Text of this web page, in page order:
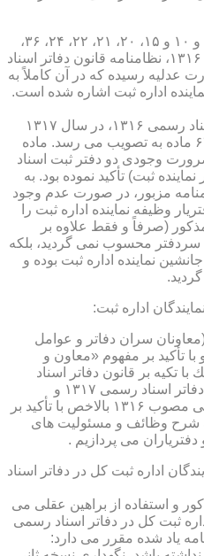
در سال ۱۳۱۶ و در اجرای مواد ۹ و ۱۰ و ۱۵، ۲۰، ۲۱، ۲۲، ۲۴، ۳۶،
۵۳، ۵۷ قانون دفاتر اسناد رسمی ۱۳۱۶، نظامنامه قانون دفاتر اسناد
وزارت عدلیه رسیده كه در آن كاملاً به
اداره ثبت اشاره شده است.
براساس ماده ۴۷ قانون دفاتر اسناد رسمی ۱۳۱۶، در سال ۱۳۱۷
آئین نامه دفاتر اسناد رسمی در ۶۴ ماده به تصویب می رسد. ماده
ضرورت وجودی دو دفتر ثبت اسناد
ثبت) تأكید نموده بود. به
بر طبق ماده ۲۴ نظامنامه مزبور، در صورت عدم وجود
وظیفه نماینده اداره ثبت را
(صرفاً و فقط علاوه بر
سردفتر محسوب نمی گردید، بلكه
نماینده اداره ثبت بوده و
اداره ثبت:
سران دفاتر و عوامل
تأكید بر مفهوم «معاون و
تكیه بر قانون دفاتر اسناد
رسمی مصوب ۱۳۱۶ و آئین نامه دفاتر اسناد رسمی ۱۳۱۷ و
نظامنامه قانون دفاتر اسناد رسمی مصوب ۱۳۱۶ بالاخص با تأكید بر
مذكور به شرح وظائف و مسئولیت های
می پردازیم .
اداره ثبت كل در دفاتر اسناد
نظامنامه مذكور و استفاده از براهین عقلی می
ثبت كل در دفاتر اسناد رسمی